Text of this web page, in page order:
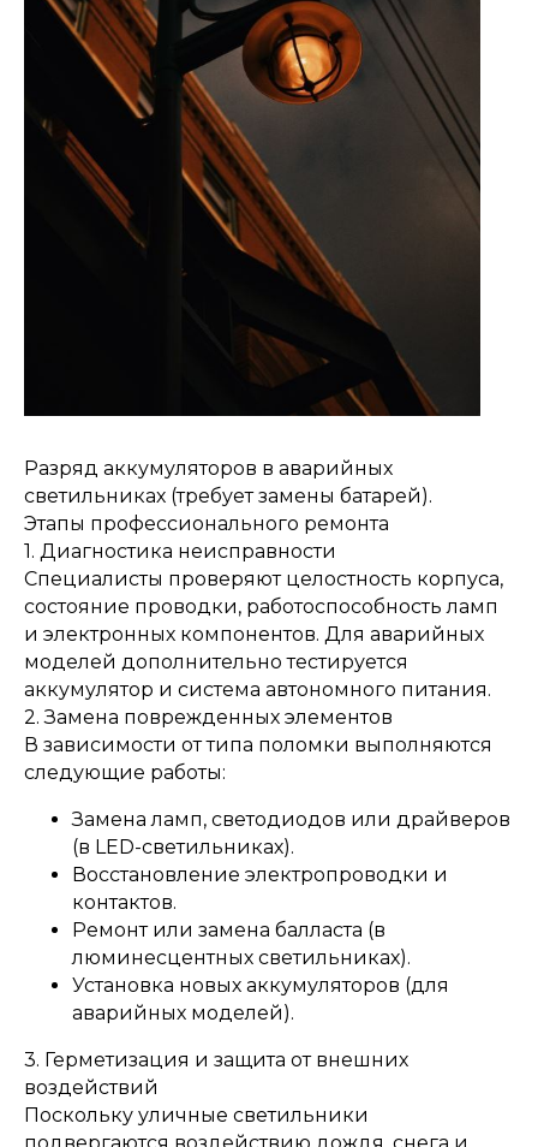
Разряд аккумуляторов в аварийных
светильниках (требует замены батарей).
Этапы профессионального ремонта
1. Диагностика неисправности
Специалисты проверяют целостность корпуса,
состояние проводки, работоспособность ламп
и электронных компонентов. Для аварийных
моделей дополнительно тестируется
аккумулятор и система автономного питания.
2. Замена поврежденных элементов
В зависимости от типа поломки выполняются
следующие работы:
Замена ламп, светодиодов или драйверов
(в LED-светильниках).
Восстановление электропроводки и
контактов.
Ремонт или замена балласта (в
люминесцентных светильниках).
Установка новых аккумуляторов (для
аварийных моделей).
3. Герметизация и защита от внешних
воздействий
Поскольку уличные светильники